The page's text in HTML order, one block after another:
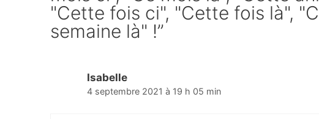
"Cette fois ci", "Cette fois là",
semaine là" !”
Isabelle
4 septembre 2021 à 19 h 05 min